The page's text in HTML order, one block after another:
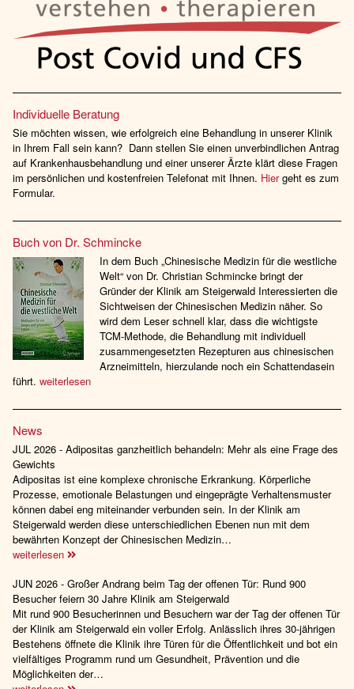
Individuelle Beratung
Sie möchten wissen, wie erfolgreich eine Behandlung in unserer Klinik
in Ihrem Fall sein kann? Dann stellen Sie einen unverbindlichen Antrag
auf Krankenhausbehandlung und einer unserer Ärzte klärt diese Fragen
im persönlichen und kostenfreien Telefonat mit Ihnen. Hiergeht es zum
Formular.
Buch von Dr. Schmincke
In dem Buch „Chinesische Medizin für die westliche
Welt“ von Dr. Christian Schmincke bringt der
Gründer der Klinik am Steigerwald Interessierten die
Sichtweisen der Chinesischen Medizin näher. So
wird dem Leser schnell klar, dass die wichtigste
TCM-Methode, die Behandlung mit individuell
zusammengesetzten Rezepturen aus chinesischen
Arzneimitteln, hierzulande noch ein Schattendasein
führt. weiterlesen
News
JUL 2026 - Adipositas ganzheitlich behandeln: Mehr als eine Frage des
Gewichts
Adipositas ist eine komplexe chronische Erkrankung. Körperliche
Prozesse, emotionale Belastungen und eingeprägte Verhaltensmuster
können dabei eng miteinander verbunden sein. In der Klinik am
Steigerwald werden diese unterschiedlichen Ebenen nun mit dem
bewährten Konzept der Chinesischen Medizin…
weiterlesen
JUN 2026 - Großer Andrang beim Tag der offenen Tür: Rund 900
Besucher feiern 30 Jahre Klinik am Steigerwald
Mit rund 900 Besucherinnen und Besuchern war der Tag der offenen Tür
der Klinik am Steigerwald ein voller Erfolg. Anlässlich ihres 30-jährigen
Bestehens öffnete die Klinik ihre Türen für die Öffentlichkeit und bot ein
vielfältiges Programm rund um Gesundheit, Prävention und die
Möglichkeiten der…